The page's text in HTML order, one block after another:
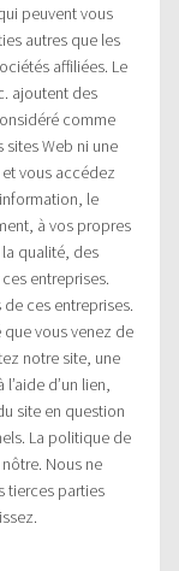
peuvent vous
autres que les
affiliées. Le
ajoutent des
comme
Web ni une
vous accédez
le
à vos propres
qualité, des
entreprises.
ces entreprises.
vous venez de
notre site, une
d’un lien,
site en question
La politique de
Nous ne
tierces parties